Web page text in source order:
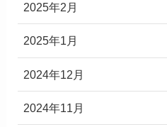
2025年2月
2025年1月
2024年12月
2024年11月